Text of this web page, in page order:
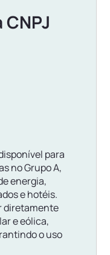
para
no Grupo A,
energia,
e hotéis.
diretamente
e eólica,
o uso